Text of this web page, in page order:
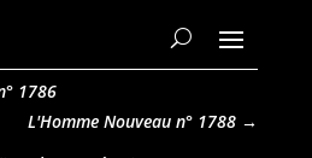
1786
L'Homme Nouveau n° 1788 →